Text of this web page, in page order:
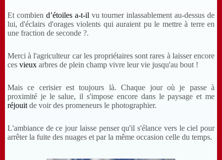
Et combien d’étoiles a-t-il vu tourner inlassablement au-dessus de
lui, d'éclairs d'orages violents qui auraient pu le mettre à terre en
une fraction de seconde ?.
Merci à l'agriculteur car les propriétaires sont rares à laisser encore
ces vieux arbres de plein champ vivre leur vie jusqu'au bout !
Mais ce cerisier est toujours là. Chaque jour où je passe à
proximité je le salue, il s'impose encore dans le paysage et me
réjouit de voir des promeneurs le photographier.
L'ambiance de ce jour laisse penser qu'il s'élance vers le ciel pour
arrêter la fuite des nuages et par la même occasion celle du temps.